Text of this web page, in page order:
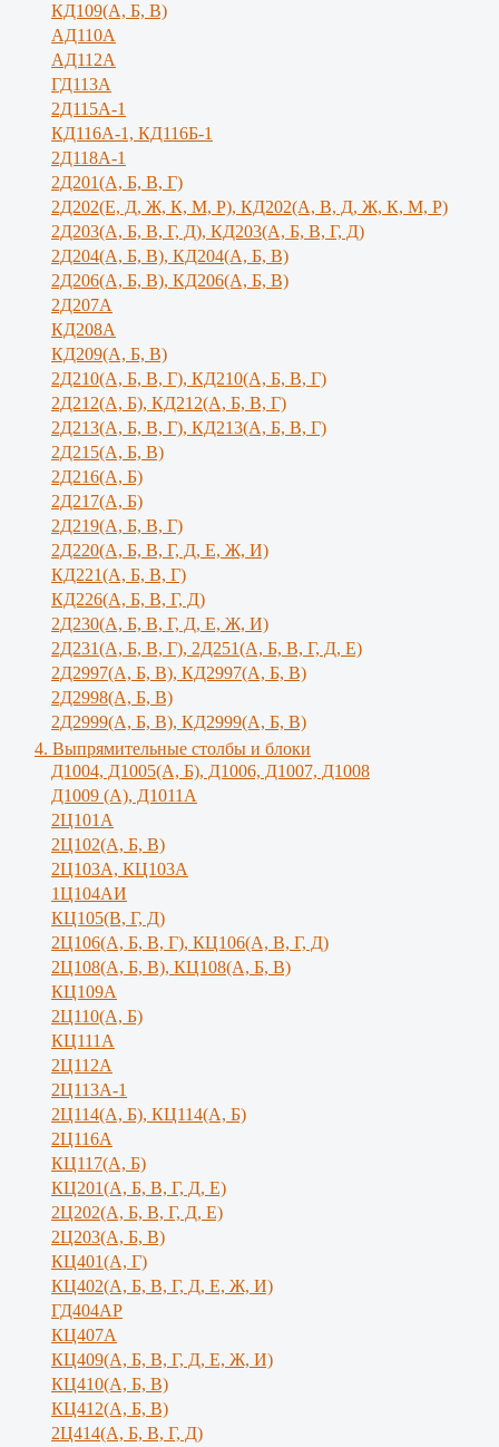
КД109(А, Б, В)
АД110А
АД112А
ГД113А
2Д115А-1
КД116А-1, КД116Б-1
2Д118А-1
2Д201(А, Б, В, Г)
2Д202(Е, Д, Ж, К, М, Р), КД202(А, В, Д, Ж, К, М, Р)
2Д203(А, Б, В, Г, Д), КД203(А, Б, В, Г, Д)
2Д204(А, Б, В), КД204(А, Б, В)
2Д206(А, Б, В), КД206(А, Б, В)
2Д207А
КД208А
КД209(А, Б, В)
2Д210(А, Б, В, Г), КД210(А, Б, В, Г)
2Д212(А, Б), КД212(А, Б, В, Г)
2Д213(А, Б, В, Г), КД213(А, Б, В, Г)
2Д215(А, Б, В)
2Д216(А, Б)
2Д217(А, Б)
2Д219(А, Б, В, Г)
2Д220(А, Б, В, Г, Д, Е, Ж, И)
КД221(А, Б, В, Г)
КД226(А, Б, В, Г, Д)
2Д230(А, Б, В, Г, Д, Е, Ж, И)
2Д231(А, Б, В, Г), 2Д251(А, Б, В, Г, Д, E)
2Д2997(А, Б, В), КД2997(А, Б, В)
2Д2998(А, Б, В)
2Д2999(А, Б, В), КД2999(А, Б, В)
4. Выпрямительные столбы и блоки
Д1004, Д1005(А, Б), Д1006, Д1007, Д1008
Д1009 (А), Д1011А
2Ц101А
2Ц102(А, Б, В)
2Ц103А, КЦ103А
1Ц104АИ
КЦ105(В, Г, Д)
2Ц106(А, Б, В, Г), КЦ106(А, В, Г, Д)
2Ц108(А, Б, В), КЦ108(А, Б, В)
КЦ109А
2Ц110(А, Б)
КЦ111А
2Ц112А
2Ц113А-1
2Ц114(А, Б), КЦ114(А, Б)
2Ц116А
КЦ117(А, Б)
КЦ201(А, Б, В, Г, Д, Е)
2Ц202(А, Б, В, Г, Д, Е)
2Ц203(А, Б, В)
КЦ401(А, Г)
КЦ402(А, Б, В, Г, Д, Е, Ж, И)
ГД404АР
КЦ407А
КЦ409(А, Б, В, Г, Д, Е, Ж, И)
КЦ410(А, Б, В)
КЦ412(А, Б, В)
2Ц414(А, Б, В, Г, Д)